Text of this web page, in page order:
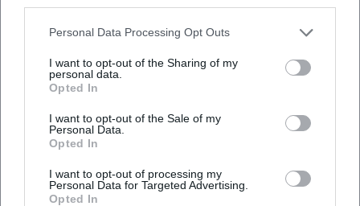
Personal Data Processing Opt Outs
I want to opt-out of the Sharing of my
personal data.
Opted In
I want to opt-out of the Sale of my
Personal Data.
Opted In
I want to opt-out of processing my
Personal Data for Targeted Advertising.
Opted In
Aktuelle Projekte 2024–2026: Regie-Debüt im Opernfach,
Repertoire-Rollen und Konzertprogramme
Bühne verlagert: Mit einer Inszenierung von „Hänsel und
Gretel“ an der Komischen Oper Berlin präsentierte sie eine
hoben die farbenreiche Ausgestaltung, klare
Figurenführung und musikalische Leichtigkeit hervor – ein
dennoch handwerkliche Strenge wahrt. Parallel bleibt sie